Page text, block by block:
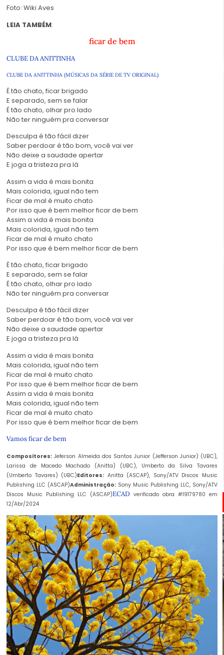
Foto: Wiki Aves
LEIA TAMBÉM:
ficar de bem
CLUBE DA ANITTINHA
CLUBE DA ANITTINHA (MÚSICAS DA SÉRIE DE TV ORIGINAL)
É tão chato, ficar brigado
E separado, sem se falar
É tão chato, olhar pro lado
Não ter ninguém pra conversar
Desculpa é tão fácil dizer
Saber perdoar é tão bom, você vai ver
Não deixe a saudade apertar
E joga a tristeza pra lá
Assim a vida é mais bonita
Mais colorida, igual não tem
Ficar de mal é muito chato
Por isso que é bem melhor ficar de bem
Assim a vida é mais bonita
Mais colorida, igual não tem
Ficar de mal é muito chato
Por isso que é bem melhor ficar de bem
É tão chato, ficar brigado
E separado, sem se falar
É tão chato, olhar pro lado
Não ter ninguém pra conversar
Desculpa é tão fácil dizer
Saber perdoar é tão bom, você vai ver
Não deixe a saudade apertar
E joga a tristeza pra lá
Assim a vida é mais bonita
Mais colorida, igual não tem
Ficar de mal é muito chato
Por isso que é bem melhor ficar de bem
Assim a vida é mais bonita
Mais colorida, igual não tem
Ficar de mal é muito chato
Por isso que é bem melhor ficar de bem
Vamos ficar de bem
Compositores: Jeferson Almeida dos Santos Junior (Jefferson Junior) (UBC),
Larissa de Macedo Machado (Anitta) (UBC), Umberto da Silva Tavares
(Umberto Tavares) (UBC)Editores: Anitta (ASCAP), Sony/ATV Discos Music
Publishing LLC (ASCAP)Administração: Sony Music Publishing LLC, Sony/ATV
Discos Music Publishing LLC (ASCAP)ECAD verificado obra #19179780 em
12/Abr/2024